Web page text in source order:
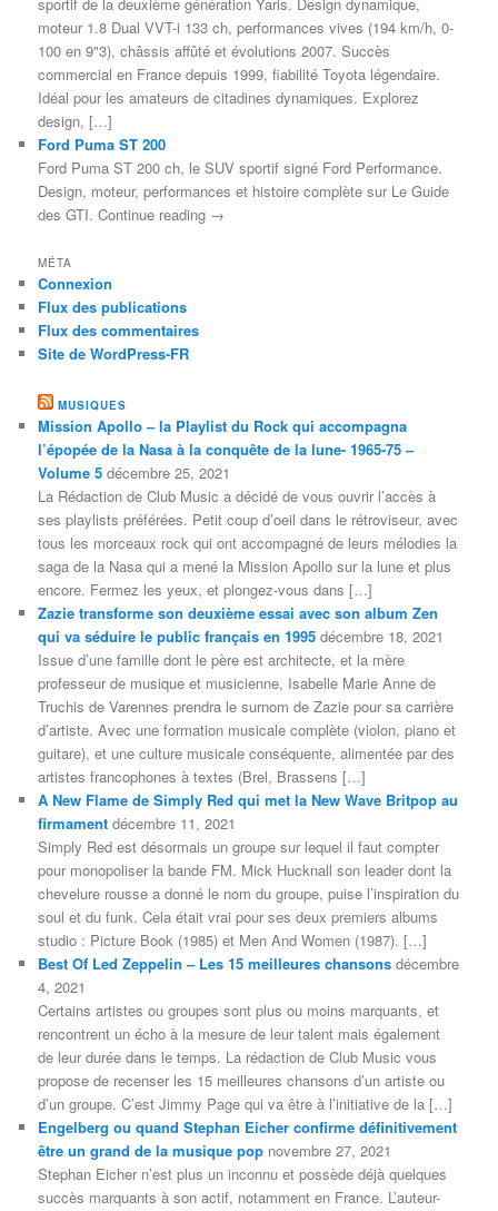
moteur 1.8 Dual VVT-i 133 ch, performances vives (194 km/h, 0-
100 en 9"3), châssis affûté et évolutions 2007. Succès
commercial en France depuis 1999, fiabilité Toyota légendaire.
Idéal pour les amateurs de citadines dynamiques. Explorez
design, […]
Ford Puma ST 200
Ford Puma ST 200 ch, le SUV sportif signé Ford Performance.
Design, moteur, performances et histoire complète sur Le Guide
des GTI. Continue reading →
MÉTA
Connexion
Flux des publications
Flux des commentaires
Site de WordPress-FR
MUSIQUES
Mission Apollo – la Playlist du Rock qui accompagna
l’épopée de la Nasa à la conquête de la lune- 1965-75 –
Volume 5 décembre 25, 2021
La Rédaction de Club Music a décidé de vous ouvrir l’accès à
ses playlists préférées. Petit coup d’oeil dans le rétroviseur, avec
tous les morceaux rock qui ont accompagné de leurs mélodies la
saga de la Nasa qui a mené la Mission Apollo sur la lune et plus
encore. Fermez les yeux, et plongez-vous dans […]
Zazie transforme son deuxième essai avec son album Zen
qui va séduire le public français en 1995 décembre 18, 2021
Issue d’une famille dont le père est architecte, et la mère
professeur de musique et musicienne, Isabelle Marie Anne de
Truchis de Varennes prendra le surnom de Zazie pour sa carrière
d’artiste. Avec une formation musicale complète (violon, piano et
guitare), et une culture musicale conséquente, alimentée par des
artistes francophones à textes (Brel, Brassens […]
A New Flame de Simply Red qui met la New Wave Britpop au
firmament décembre 11, 2021
Simply Red est désormais un groupe sur lequel il faut compter
pour monopoliser la bande FM. Mick Hucknall son leader dont la
chevelure rousse a donné le nom du groupe, puise l’inspiration du
soul et du funk. Cela était vrai pour ses deux premiers albums
studio : Picture Book (1985) et Men And Women (1987). […]
Best Of Led Zeppelin – Les 15 meilleures chansons décembre
4, 2021
Certains artistes ou groupes sont plus ou moins marquants, et
rencontrent un écho à la mesure de leur talent mais également
de leur durée dans le temps. La rédaction de Club Music vous
propose de recenser les 15 meilleures chansons d’un artiste ou
d’un groupe. C’est Jimmy Page qui va être à l’initiative de la […]
Engelberg ou quand Stephan Eicher confirme définitivement
être un grand de la musique pop novembre 27, 2021
Stephan Eicher n’est plus un inconnu et possède déjà quelques
succès marquants à son actif, notamment en France. L’auteur-